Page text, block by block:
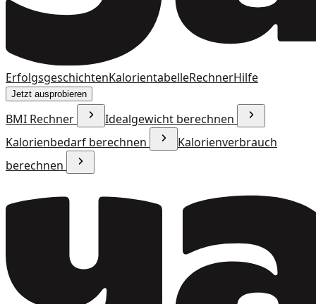
ErfolgsgeschichtenKalorientabelleRechnerHilfe
Jetzt ausprobieren
BMI Rechner
Idealgewicht berechnen
Kalorienbedarf berechnen
Kalorienverbrauch
berechnen